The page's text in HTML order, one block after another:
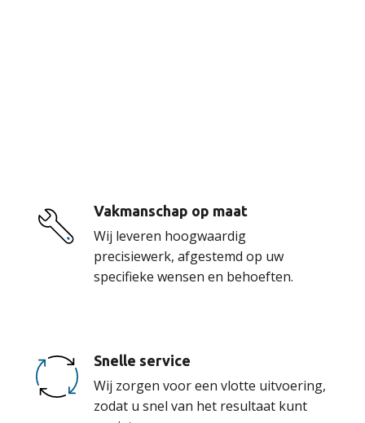
Vakmanschap op maat
Wij leveren hoogwaardig
precisiewerk, afgestemd op uw
specifieke wensen en behoeften.
Snelle service
Wij zorgen voor een vlotte uitvoering,
zodat u snel van het resultaat kunt